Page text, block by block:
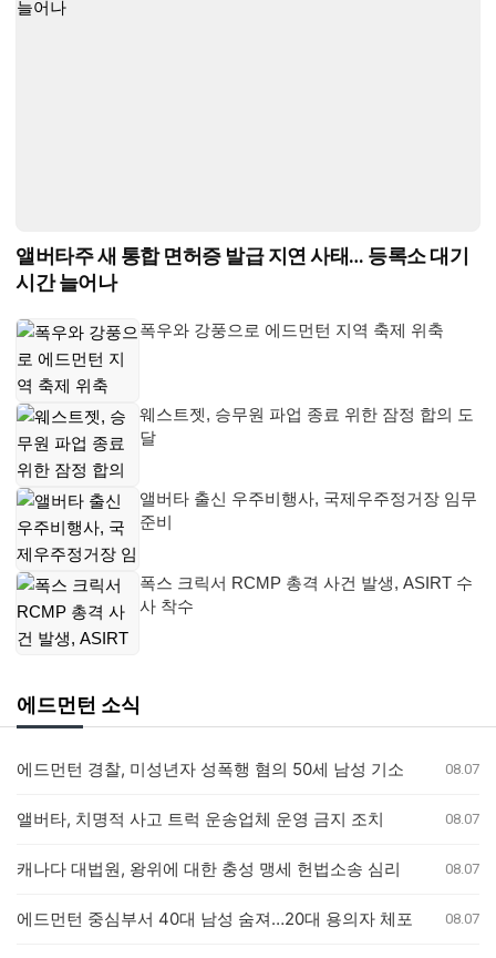
앨버타주 새 통합 면허증 발급 지연 사태… 등록소 대기
시간 늘어나
폭우와 강풍으로 에드먼턴 지역 축제 위축
웨스트젯, 승무원 파업 종료 위한 잠정 합의 도
달
앨버타 출신 우주비행사, 국제우주정거장 임무
준비
폭스 크릭서 RCMP 총격 사건 발생, ASIRT 수
사 착수
에드먼턴 소식
에드먼턴 경찰, 미성년자 성폭행 혐의 50세 남성 기소 08.07
앨버타, 치명적 사고 트럭 운송업체 운영 금지 조치 08.07
캐나다 대법원, 왕위에 대한 충성 맹세 헌법소송 심리 08.07
에드먼턴 중심부서 40대 남성 숨져…20대 용의자 체포 08.07